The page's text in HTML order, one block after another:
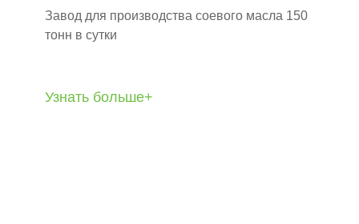
Завод для производства соевого масла 150
тонн в сутки
Узнать больше+